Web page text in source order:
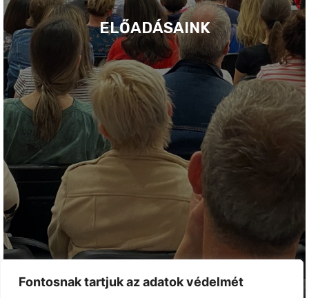
Fontosnak tartjuk az adatok védelmét
ELŐADÁSAINK